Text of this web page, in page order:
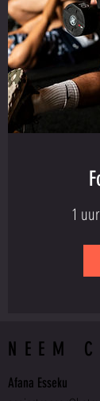
1 uur
NEEM
Afana Esseku